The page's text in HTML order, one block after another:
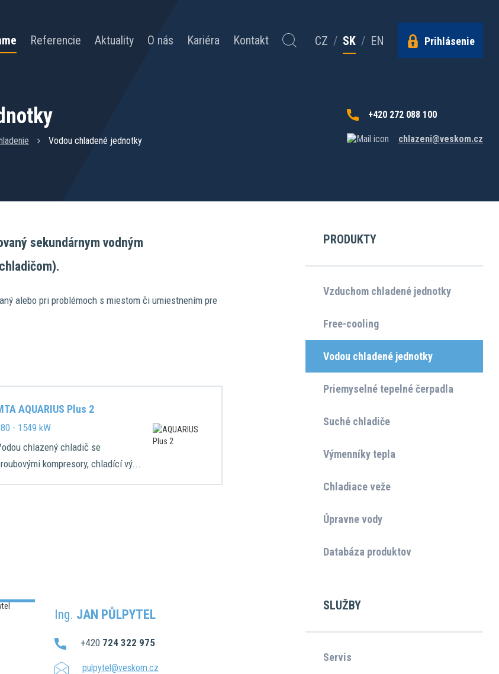
Referencie Aktuality O nás Kariéra Kontakt Prihlásenie
CZ / SK / EN
Vodou chladené jednotky
+420 272 088 100
chlazeni@veskom.cz
sekundárnym vodným
alebo pri problémoch s miestom či umiestnením pre
AQUARIUS Plus 2
- 1549 kW
chlazený chladič se
kompresory, chladící vý...
Ing. JAN PŮLPYTEL
+420 724 322 975
pulpytel@veskom.cz
PRODUKTY
Vzduchom chladené jednotky
Free-cooling
Vodou chladené jednotky
Priemyselné tepelné čerpadla
Suché chladiče
Výmenníky tepla
Chladiace veže
Úpravne vody
Databáza produktov
SLUŽBY
Servis